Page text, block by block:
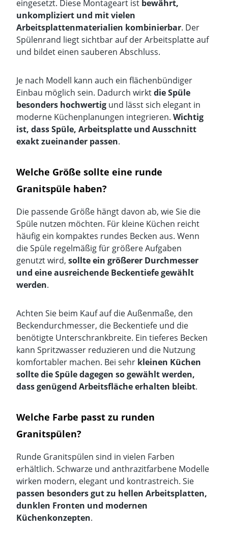
eingesetzt. Diese Montageart ist bewährt,
unkompliziert und mit vielen
Arbeitsplattenmaterialien kombinierbar. Der
Spülenrand liegt sichtbar auf der Arbeitsplatte auf
und bildet einen sauberen Abschluss.
Je nach Modell kann auch ein flächenbündiger
Einbau möglich sein. Dadurch wirktdie Spüle
besonders hochwertig und lässt sich elegant in
moderne Küchenplanungen integrieren. Wichtig
ist, dass Spüle, Arbeitsplatte und Ausschnitt
exakt zueinander passen.
Welche Größe sollte eine runde
Granitspüle haben?
Die passende Größe hängt davon ab, wie Sie die
Spüle nutzen möchten. Für kleine Küchen reicht
häufig ein kompaktes rundes Becken aus. Wenn
die Spüle regelmäßig für größere Aufgaben
genutzt wird, sollte ein größerer Durchmesser
und eine ausreichende Beckentiefe gewählt
werden.
Achten Sie beim Kauf auf die Außenmaße, den
Beckendurchmesser, die Beckentiefe und die
benötigte Unterschrankbreite. Ein tieferes Becken
kann Spritzwasser reduzieren und die Nutzung
komfortabler machen. Bei sehr kleinen Küchen
sollte die Spüle dagegen so gewählt werden,
dass genügend Arbeitsfläche erhalten bleibt.
Welche Farbe passt zu runden
Granitspülen?
Runde Granitspülen sind in vielen Farben
erhältlich. Schwarze und anthrazitfarbene Modelle
wirken modern, elegant und kontrastreich. Sie
passen besonders gut zu hellen Arbeitsplatten,
dunklen Fronten und modernen
Küchenkonzepten.